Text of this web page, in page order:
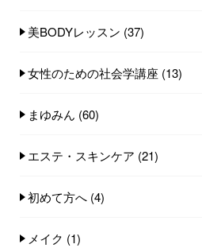
美BODYレッスン (37)
女性のための社会学講座 (13)
まゆみん (60)
エステ・スキンケア (21)
初めて方へ (4)
メイク (1)